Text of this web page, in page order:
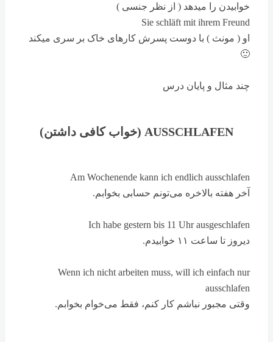
خوابیدن را میدهد ( از نظر جنسی )
Sie schläft mit ihrem Freund
او ( مونث ) با دوست پسرش کارهای خاک بر سری میکند
🙂
چند مثال و پایان درس
AUSSCHLAFEN (خواب کافی داشتن)
Am Wochenende kann ich endlich ausschlafen
آخر هفته بالاخره می‌تونم حسابی بخوابم.
Ich habe gestern bis 11 Uhr ausgeschlafen
دیروز تا ساعت ۱۱ خوابیدم.
Wenn ich nicht arbeiten muss, will ich einfach nur
ausschlafen
وقتی مجبور نباشم کار کنم، فقط می‌خوام بخوابم.